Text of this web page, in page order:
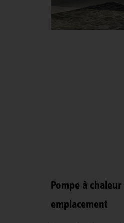
Pompe à
emplacement